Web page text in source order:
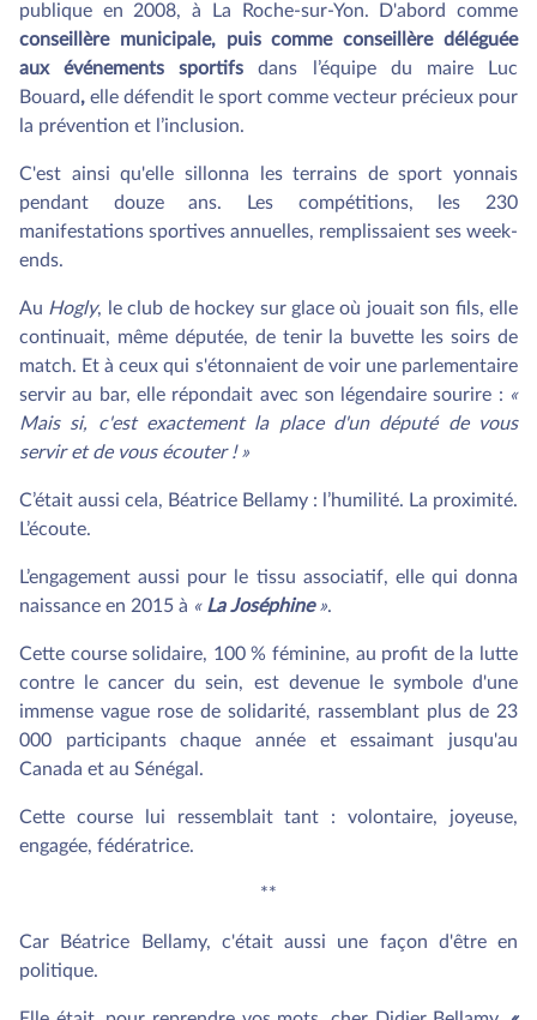
publique en 2008, à La Roche-sur-Yon. D'abord comme
conseillère municipale, puis comme conseillère déléguée
aux événements sportifsdans l’équipe du maire Luc
Bouard, elle défendit le sport comme vecteur précieux pour
la prévention et l’inclusion.
C'est ainsi qu'elle sillonna les terrains de sport yonnais
pendant douze ans. Les compétitions, les 230
manifestations sportives annuelles, remplissaient ses week-
ends.
Au Hogly, le club de hockey sur glace où jouait son fils, elle
continuait, même députée, de tenir la buvette les soirs de
match. Et à ceux qui s'étonnaient de voir une parlementaire
servir au bar, elle répondait avec son légendaire sourire : «
Mais si, c'est exactement la place d'un député de vous
servir et de vous écouter ! »
C’était aussi cela, Béatrice Bellamy : l’humilité. La proximité.
L’écoute.
L’engagement aussi pour le tissu associatif, elle qui donna
naissance en 2015 à « La Joséphine».
Cette course solidaire, 100 % féminine, au profit de la lutte
contre le cancer du sein, est devenue le symbole d'une
immense vague rose de solidarité, rassemblant plus de 23
000 participants chaque année et essaimant jusqu'au
Canada et au Sénégal.
Cette course lui ressemblait tant : volontaire, joyeuse,
engagée, fédératrice.
**
Car Béatrice Bellamy, c'était aussi une façon d'être en
politique.